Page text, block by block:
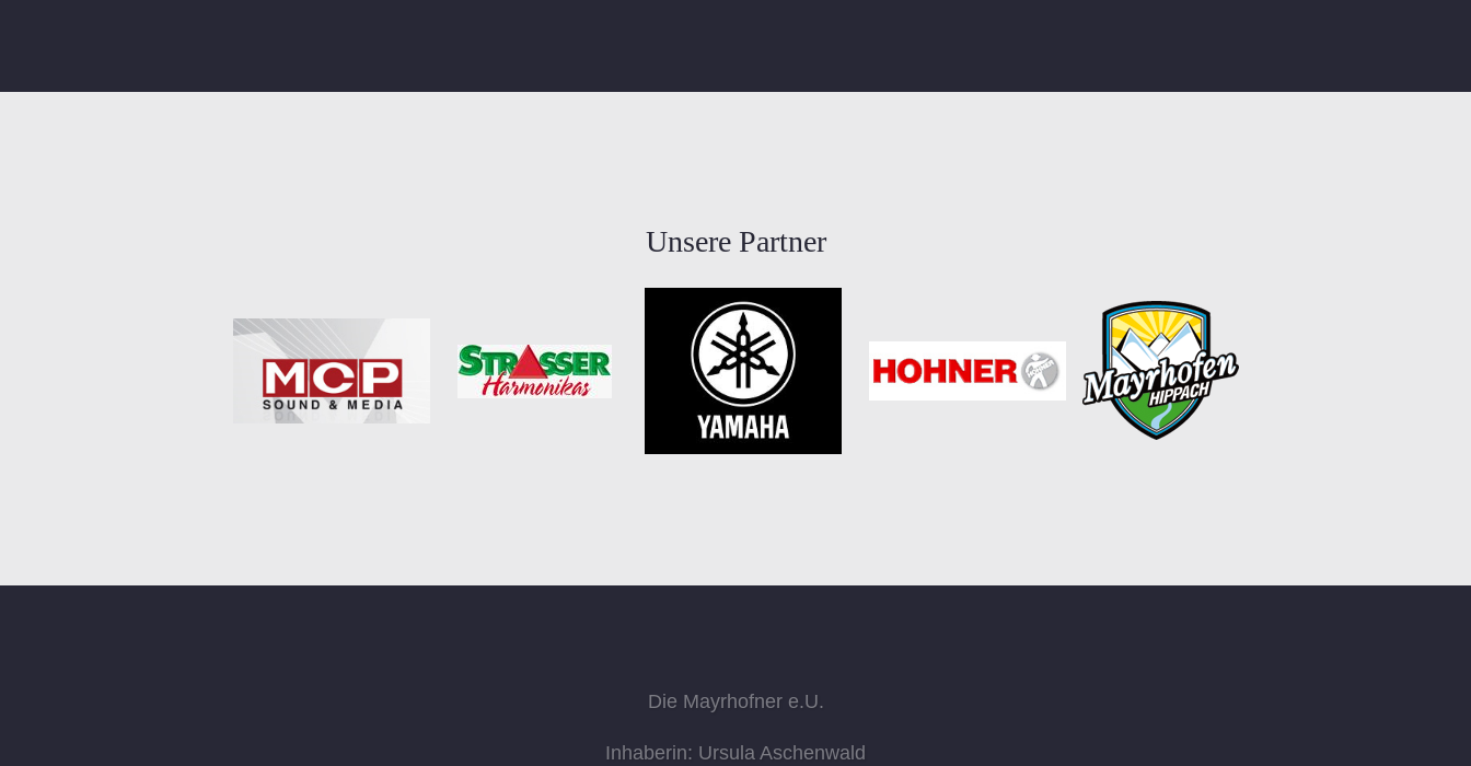
Unsere Partner
Die Mayrhofner e.U.
Inhaberin: Ursula Aschenwald